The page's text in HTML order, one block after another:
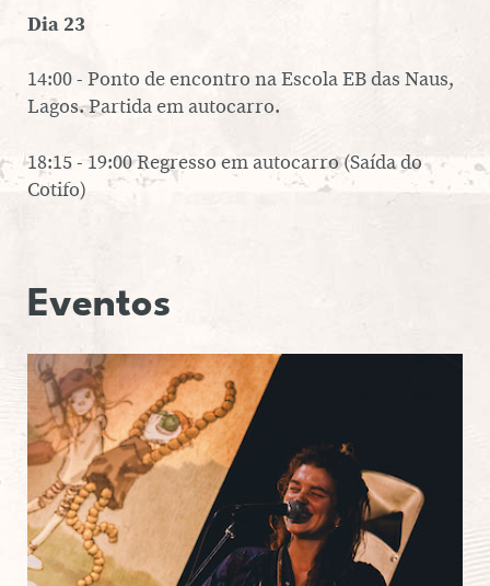
Dia 23
14:00 - Ponto de encontro na Escola EB das Naus,
Lagos. Partida em au­to­carro.
18:15 - 19:00 Regresso em au­to­carro (Saída do
Cotifo)
Eventos